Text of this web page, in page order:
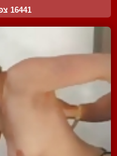
16441 צפיות